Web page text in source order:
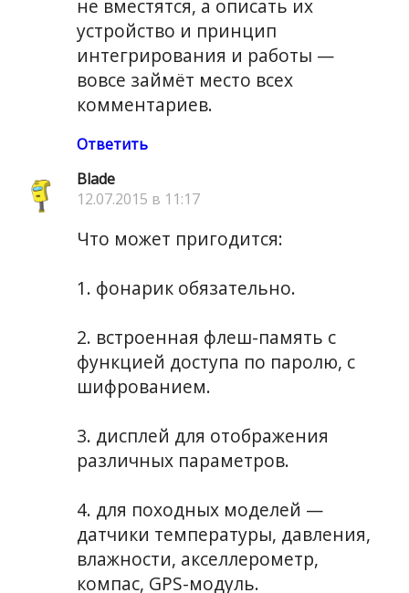
не вместятся, а описать их
устройство и принцип
интегрирования и работы —
вовсе займёт место всех
комментариев.
Ответить
Blade
12.07.2015 в 11:17
Что может пригодится:
1. фонарик обязательно.
2. встроенная флеш-память с
функцией доступа по паролю, с
шифрованием.
3. дисплей для отображения
различных параметров.
4. для походных моделей —
датчики температуры, давления,
влажности, акселлерометр,
компас, GPS-модуль.